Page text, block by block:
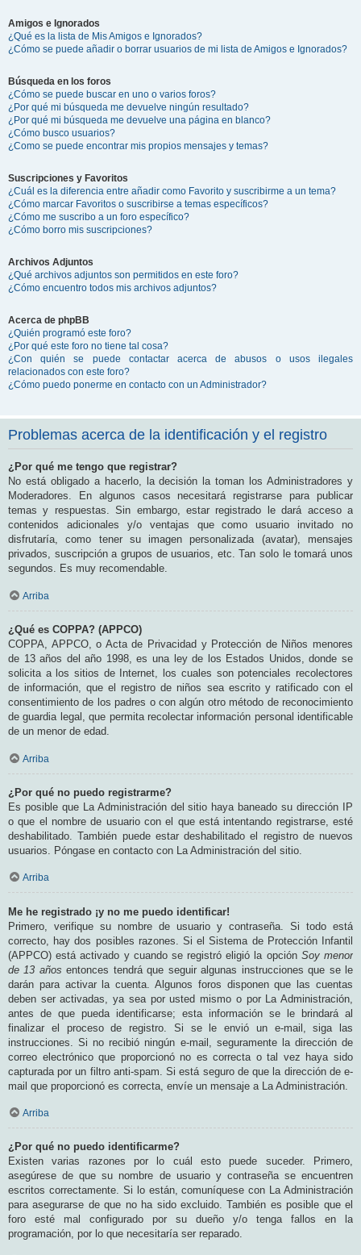
Amigos e Ignorados
¿Qué es la lista de Mis Amigos e Ignorados?
¿Cómo se puede añadir o borrar usuarios de mi lista de Amigos e Ignorados?
Búsqueda en los foros
¿Cómo se puede buscar en uno o varios foros?
¿Por qué mi búsqueda me devuelve ningún resultado?
¿Por qué mi búsqueda me devuelve una página en blanco?
¿Cómo busco usuarios?
¿Como se puede encontrar mis propios mensajes y temas?
Suscripciones y Favoritos
¿Cuál es la diferencia entre añadir como Favorito y suscribirme a un tema?
¿Cómo marcar Favoritos o suscribirse a temas específicos?
¿Cómo me suscribo a un foro específico?
¿Cómo borro mis suscripciones?
Archivos Adjuntos
¿Qué archivos adjuntos son permitidos en este foro?
¿Cómo encuentro todos mis archivos adjuntos?
Acerca de phpBB
¿Quién programó este foro?
¿Por qué este foro no tiene tal cosa?
¿Con quién se puede contactar acerca de abusos o usos ilegales
relacionados con este foro?
¿Cómo puedo ponerme en contacto con un Administrador?
Problemas acerca de la identificación y el registro
¿Por qué me tengo que registrar?
No está obligado a hacerlo, la decisión la toman los Administradores y
Moderadores. En algunos casos necesitará registrarse para publicar
temas y respuestas. Sin embargo, estar registrado le dará acceso a
contenidos adicionales y/o ventajas que como usuario invitado no
disfrutaría, como tener su imagen personalizada (avatar), mensajes
privados, suscripción a grupos de usuarios, etc. Tan solo le tomará unos
segundos. Es muy recomendable.
Arriba
¿Qué es COPPA? (APPCO)
COPPA, APPCO, o Acta de Privacidad y Protección de Niños menores
de 13 años del año 1998, es una ley de los Estados Unidos, donde se
solicita a los sitios de Internet, los cuales son potenciales recolectores
de información, que el registro de niños sea escrito y ratificado con el
consentimiento de los padres o con algún otro método de reconocimiento
de guardia legal, que permita recolectar información personal identificable
de un menor de edad.
Arriba
¿Por qué no puedo registrarme?
Es posible que La Administración del sitio haya baneado su dirección IP
o que el nombre de usuario con el que está intentando registrarse, esté
deshabilitado. También puede estar deshabilitado el registro de nuevos
usuarios. Póngase en contacto con La Administración del sitio.
Arriba
Me he registrado ¡y no me puedo identificar!
Primero, verifique su nombre de usuario y contraseña. Si todo está
correcto, hay dos posibles razones. Si el Sistema de Protección Infantil
(APPCO) está activado y cuando se registró eligió la opción Soy menor
de 13 años entonces tendrá que seguir algunas instrucciones que se le
darán para activar la cuenta. Algunos foros disponen que las cuentas
deben ser activadas, ya sea por usted mismo o por La Administración,
antes de que pueda identificarse; esta información se le brindará al
finalizar el proceso de registro. Si se le envió un e-mail, siga las
instrucciones. Si no recibió ningún e-mail, seguramente la dirección de
correo electrónico que proporcionó no es correcta o tal vez haya sido
capturada por un filtro anti-spam. Si está seguro de que la dirección de e-
mail que proporcionó es correcta, envíe un mensaje a La Administración.
Arriba
¿Por qué no puedo identificarme?
Existen varias razones por lo cuál esto puede suceder. Primero,
asegúrese de que su nombre de usuario y contraseña se encuentren
escritos correctamente. Si lo están, comuníquese con La Administración
para asegurarse de que no ha sido excluido. También es posible que el
foro esté mal configurado por su dueño y/o tenga fallos en la
programación, por lo que necesitaría ser reparado.